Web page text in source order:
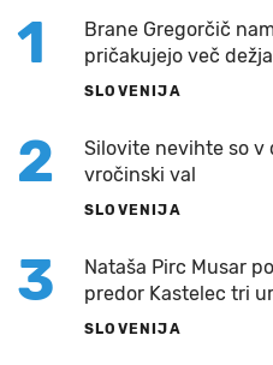
1
Brane Gregorčič
pričakujejo več
SLOVENIJA
2
Silovite nevihte so v
vročinski val
SLOVENIJA
3
Nataša Pirc Musar
predor Kastelec tri
SLOVENIJA